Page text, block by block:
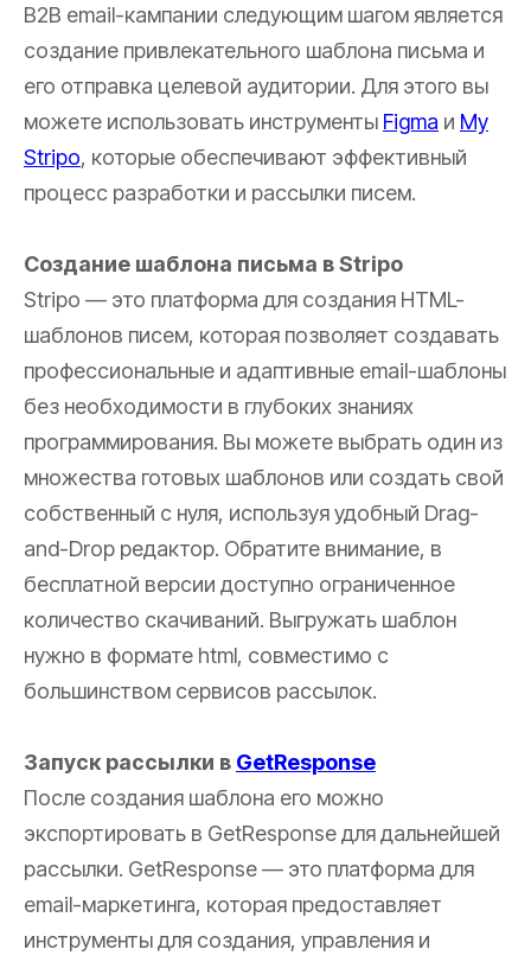
B2B email-кампании следующим шагом является
создание привлекательного шаблона письма и
его отправка целевой аудитории. Для этого вы
можете использовать инструменты Figma и My
Stripo, которые обеспечивают эффективный
процесс разработки и рассылки писем.
Создание шаблона письма в Stripo
Stripo — это платформа для создания HTML-
шаблонов писем, которая позволяет создавать
профессиональные и адаптивные email-шаблоны
без необходимости в глубоких знаниях
программирования. Вы можете выбрать один из
множества готовых шаблонов или создать свой
собственный с нуля, используя удобный Drag-
and-Drop редактор. Обратите внимание, в
бесплатной версии доступно ограниченное
количество скачиваний. Выгружать шаблон
нужно в формате html, совместимо с
большинством сервисов рассылок.
Запуск рассылки в GetResponse
После создания шаблона его можно
экспортировать в GetResponse для дальнейшей
рассылки. GetResponse — это платформа для
email-маркетинга, которая предоставляет
инструменты для создания, управления и